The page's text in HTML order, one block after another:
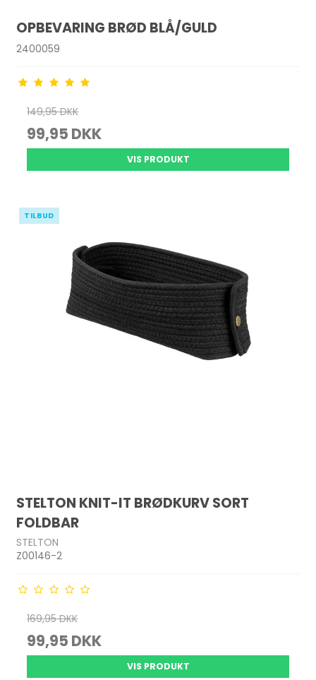
OPBEVARING BRØD BLÅ/GULD
2400059
149,95 DKK
99,95 DKK
VIS PRODUKT
TILBUD
STELTON KNIT-IT BRØDKURV SORT
FOLDBAR
STELTON
Z00146-2
169,95 DKK
99,95 DKK
VIS PRODUKT